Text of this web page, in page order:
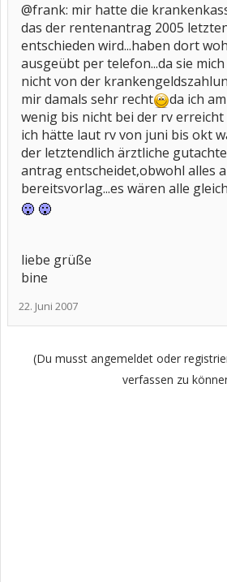
@frank: mir hatte die
das der rentenantrag 2005
entschieden wird...haben dort
ausgeübt per telefon...da sie mich
nicht von der
mir damals sehr recht
da ich
wenig bis nicht bei der rv erreicht
ich hätte laut rv von juni bis okt
der letztendlich ärztliche
antrag entscheidet,obwohl alles
bereitsvorlag...es wären alle
liebe grüße
bine
22. Juni 2007
(Du musst angemeldet oder
verfassen zu